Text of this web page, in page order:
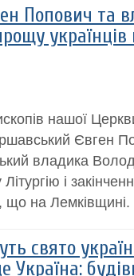
Попович та
українців
нашої
Євген
владика
і
що на
свято